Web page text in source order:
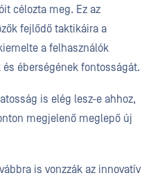
célozta meg. Ez az
fejlődő taktikáira a
a felhasználók
éberségének fontosságát.
is elég lesz-e ahhoz,
megjelenő meglepő új
is vonzzák az innovatív